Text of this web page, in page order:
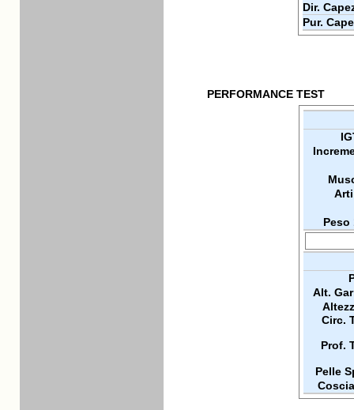
Dir.
Pur.
PERFORMANCE TEST
Peso
Alt.
Circ.
Prof.
Pelle